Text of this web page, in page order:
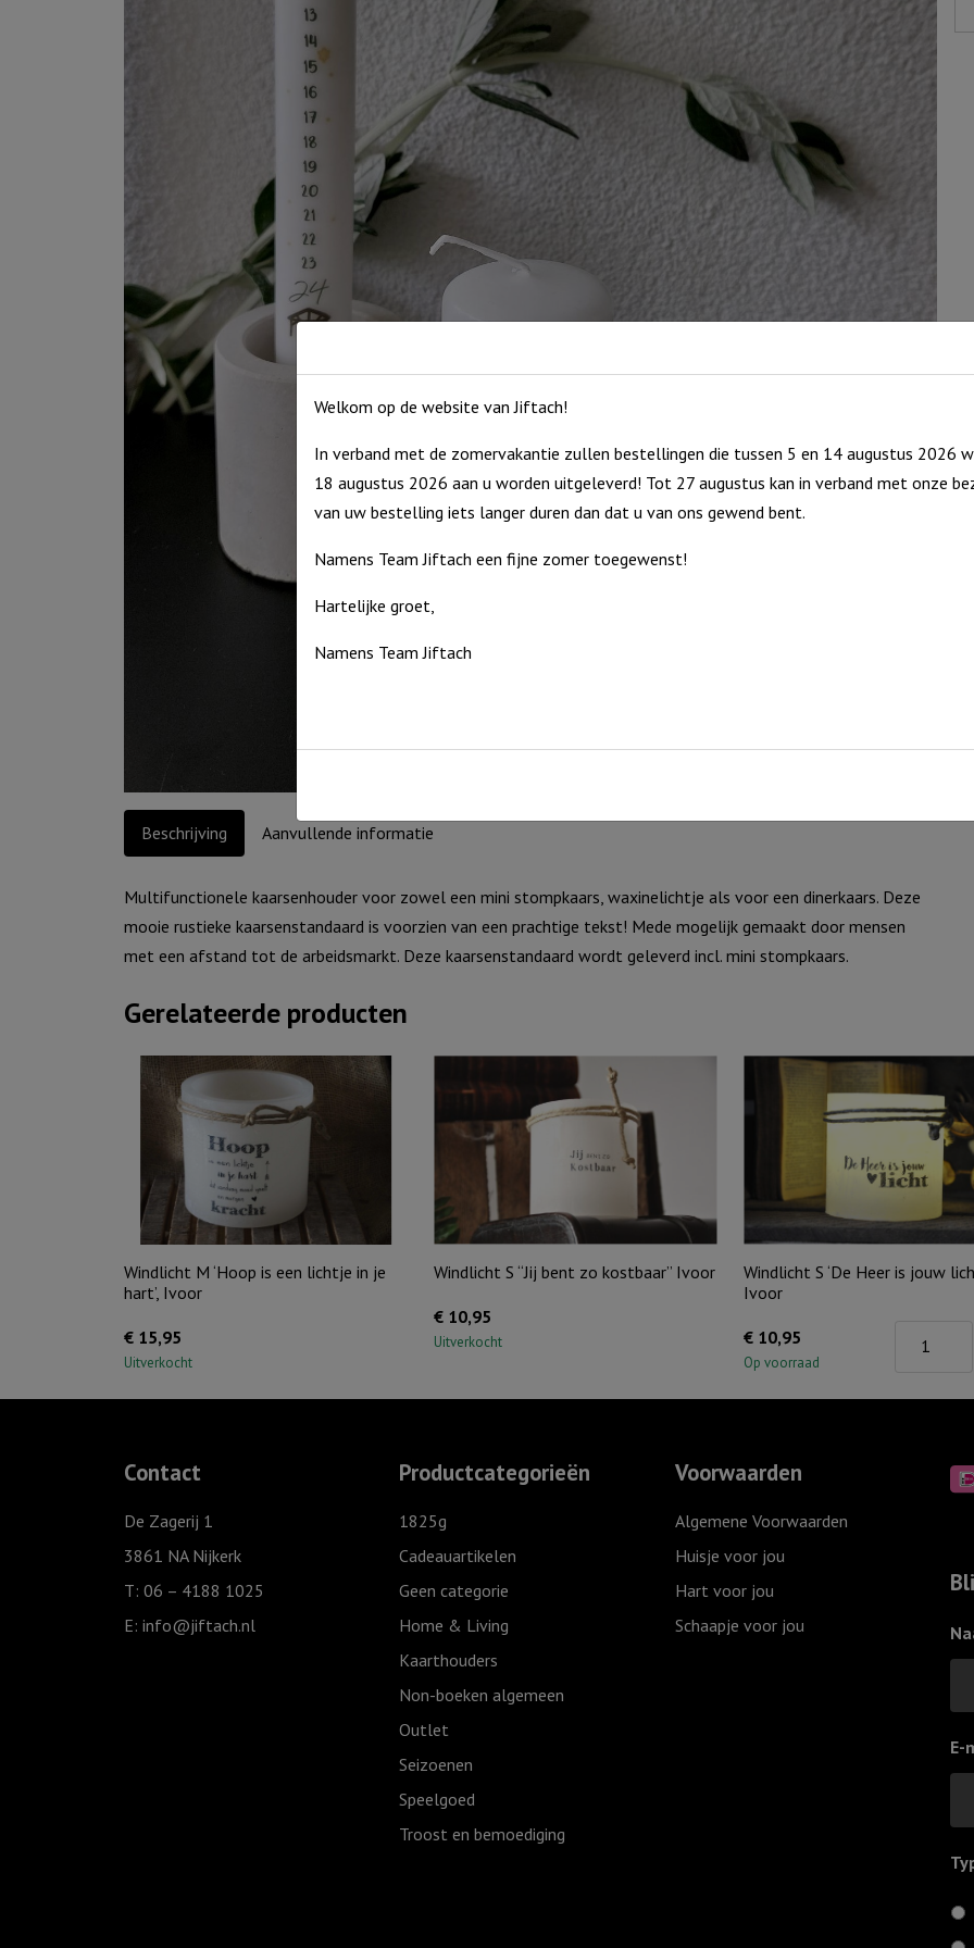
Beschrijving Aanvullende informatie
Multifunctionele kaarsenhouder voor zowel een mini stompkaars, waxinelichtje als voor een dinerkaars. Deze
mooie rustieke kaarsenstandaard is voorzien van een prachtige tekst! Mede mogelijk gemaakt door mensen
met een afstand tot de arbeidsmarkt. Deze kaarsenstandaard wordt geleverd incl. mini stompkaars.
Gerelateerde producten
Windlicht M ‘Hoop is een lichtje in je
hart’, Ivoor
€ 15,95
Uitverkocht
Windlicht S “Jij bent zo kostbaar” Ivoor
€ 10,95
Uitverkocht
Windlicht S ‘De Heer is jouw
Ivoor
€ 10,95
Op voorraad
Contact
De Zagerij 1
3861 NA Nijkerk
T: 06 – 4188 1025
E: info@jiftach.nl
Productcategorieën
1825g
Cadeauartikelen
Geen categorie
Home & Living
Kaarthouders
Non-boeken algemeen
Outlet
Seizoenen
Speelgoed
Troost en bemoediging
Voorwaarden
Algemene Voorwaarden
Huisje voor jou
Hart voor jou
Schaapje voor jou
E-
Welkom op de website van Jiftach!
In verband met de zomervakantie zullen bestellingen die tussen 5 en 14 augustus 2026
18 augustus 2026 aan u worden uitgeleverd! Tot 27 augustus kan in verband met onze
van uw bestelling iets langer duren dan dat u van ons gewend bent.
Namens Team Jiftach een fijne zomer toegewenst!
Hartelijke groet,
Namens Team Jiftach